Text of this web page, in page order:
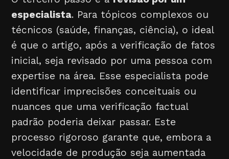
especialista. Para tópicos complexos ou
técnicos (saúde, finanças, ciência), o ideal
é que o artigo, após a verificação de fatos
inicial, seja revisado por uma pessoa com
expertise na área. Esse especialista pode
identificar imprecisões conceituais ou
nuances que uma verificação factual
padrão poderia deixar passar. Este
processo rigoroso garante que, embora a
velocidade de produção seja aumentada